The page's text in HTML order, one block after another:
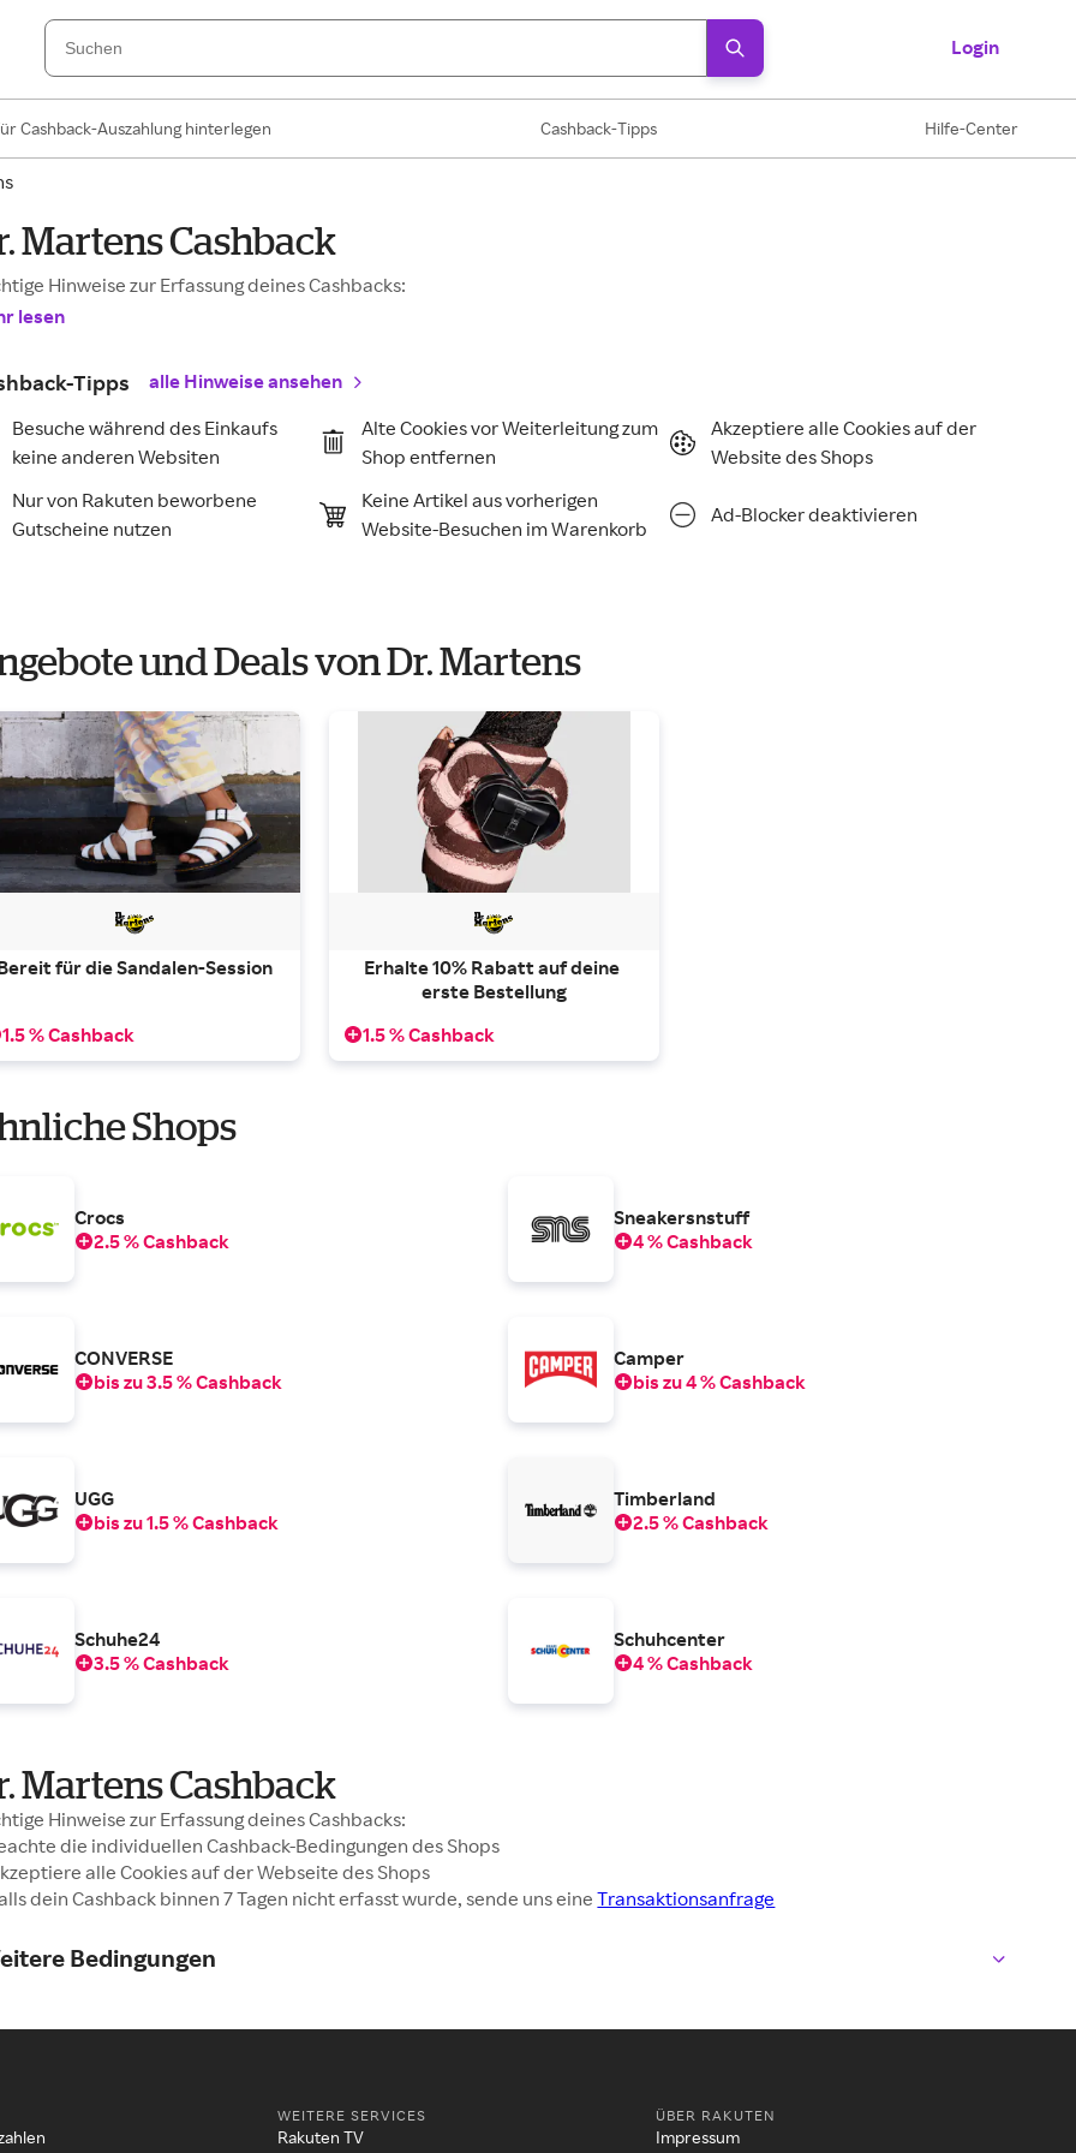
Login
Cashback-Auszahlung hinterlegen Cashback-Tipps Hilfe-Center
Martens Cashback
Hinweise zur Erfassung deines Cashbacks:
lesen
Tipps
alle Hinweise ansehen
Besuche während des Einkaufs
keine anderen Websiten
Alte Cookies vor Weiterleitung zum
Shop entfernen
Akzeptiere alle Cookies auf der
Website des Shops
Nur von Rakuten beworbene
Gutscheine nutzen
Keine Artikel aus vorherigen
Website-Besuchen im Warenkorb
Ad-Blocker deaktivieren
und Deals von Dr. Martens
für die Sandalen-Session
1.5 % Cashback
Erhalte 10% Rabatt auf deine
erste Bestellung
1.5 % Cashback
Shops
Crocs
2.5 % Cashback
Sneakersnstuff
4 % Cashback
CONVERSE
bis zu 3.5 % Cashback
Camper
bis zu 4 % Cashback
UGG
bis zu 1.5 % Cashback
Timberland
2.5 % Cashback
Schuhe24
3.5 % Cashback
Schuhcenter
4 % Cashback
Martens Cashback
Hinweise zur Erfassung deines Cashbacks:
die individuellen Cashback-Bedingungen des Shops
alle Cookies auf der Webseite des Shops
dein Cashback binnen 7 Tagen nicht erfasst wurde, sende uns eineTransaktionsanfrage
Bedingungen
WEITERE SERVICES
Rakuten TV
ÜBER RAKUTEN
Impressum